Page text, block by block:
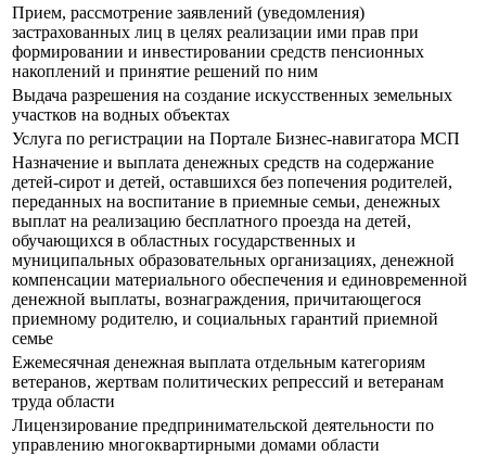
Прием, рассмотрение заявлений (уведомления)
застрахованных лиц в целях реализации ими прав при
формировании и инвестировании средств пенсионных
накоплений и принятие решений по ним
Выдача разрешения на создание искусственных земельных
участков на водных объектах
Услуга по регистрации на Портале Бизнес-навигатора МСП
Назначение и выплата денежных средств на содержание
детей-сирот и детей, оставшихся без попечения родителей,
переданных на воспитание в приемные семьи, денежных
выплат на реализацию бесплатного проезда на детей,
обучающихся в областных государственных и
муниципальных образовательных организациях, денежной
компенсации материального обеспечения и единовременной
денежной выплаты, вознаграждения, причитающегося
приемному родителю, и социальных гарантий приемной
семье
Ежемесячная денежная выплата отдельным категориям
ветеранов, жертвам политических репрессий и ветеранам
труда области
Лицензирование предпринимательской деятельности по
управлению многоквартирными домами области